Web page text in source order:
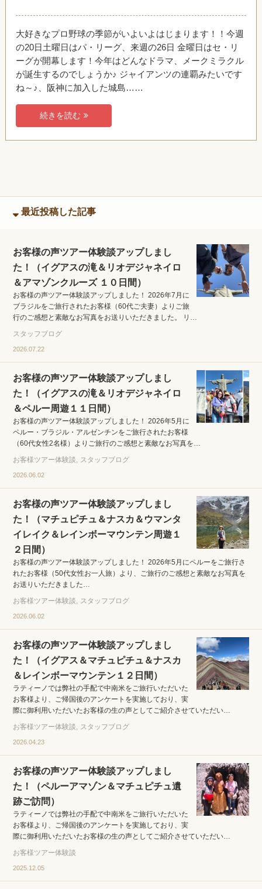
大好きなプロ野球の季節がいよいよはじまります！！今週
の20日土曜日はパ・リーグ、来週の26日 金曜日はセ・リ
ーグが開幕します！今年はどんなドラマ、メークミラクル
が誕生するのでしょうか♪ ジャイアンツの連覇みたいです
ね～♪、阪神に加入した城島……
続きを読む
最近投稿した記事
お客様の声ツアー体験談アップしまし
た！（イグアスの滝＆リオデジャネイロ
＆アマゾンクルーズ １０日間）
お客様の声ツアー体験談アップしました！ 2026年7月に
ブラジルをご旅行されたお客様（60代ご夫妻）よりご旅
行のご感想と素敵なお写真をお送りいただきました。 リ…
スタッフブログ
2026.07.22
お客様の声ツアー体験談アップしまし
た！（イグアスの滝＆リオデジャネイロ
＆ペルー周遊１１日間）
お客様の声ツアー体験談アップしました！ 2026年5月に
ペルー・ブラジル・アルゼンチンをご旅行されたお客様
（60代女性2名様）よりご旅行のご感想と素敵なお写真を…
お客様ツアー体験談
スタッフブログ
2026.06.02
お客様の声ツアー体験談アップしまし
た！（マチュピチュ＆ナスカ＆ウマンタ
イレイク＆レインボーマウンテン周遊１
２日間）
お客様の声ツアー体験談アップしました！ 2026年5月にペルーをご旅行さ
れたお客様（50代女性お一人旅）より、ご旅行のご感想と素敵なお写真を
お送りいただきました…
お客様ツアー体験談
スタッフブログ
2026.06.02
お客様の声ツアー体験談アップしまし
た！（イグアス＆マチュピチュ＆ナスカ
＆レインボーマウンテン１２日間）
ラティーノでは弊社の手配で中南米をご旅行いただいた
お客様より、ご帰国後のアンケートを実施しており、実
際に御利用いただいたお客様の生の声としてご紹介させていただい…
お客様ツアー体験談
スタッフブログ
2026.04.23
お客様の声ツアー体験談アップしまし
た！（ペルーアマゾン＆マチュピチュ遺
跡ご訪問）
ラティーノでは弊社の手配で中南米をご旅行いただいた
お客様より、ご帰国後のアンケートを実施しており、実
際に御利用いただいたお客様の生の声としてご紹介させていただい…
お客様ツアー体験談
2025.12.05